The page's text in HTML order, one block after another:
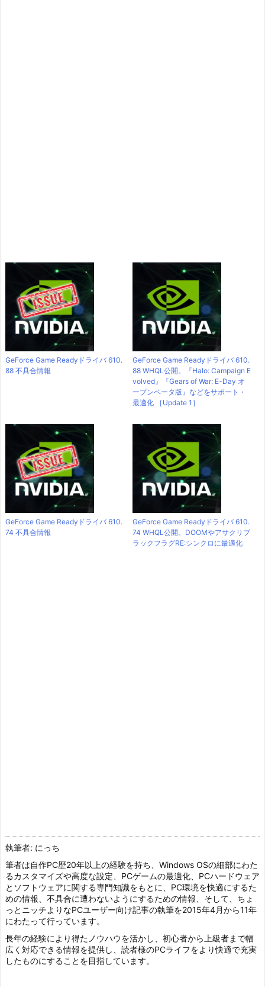
GeForce Game Readyドライバ 610.
88 不具合情報
GeForce Game Readyドライバ 610.
88 WHQL公開。『Halo: Campaign E
volved』『Gears of War: E-Day オ
ープンベータ版』などをサポート・
最適化 ［Update 1］
GeForce Game Readyドライバ 610.
74 不具合情報
GeForce Game Readyドライバ 610.
74 WHQL公開。DOOMやアサクリブ
ラックフラグRE:シンクロに最適化
執筆者: にっち
筆者は自作PC歴20年以上の経験を持ち、Windows OSの細部にわた
るカスタマイズや高度な設定、PCゲームの最適化、PCハードウェア
とソフトウェアに関する専門知識をもとに、PC環境を快適にするた
めの情報、不具合に遭わないようにするための情報、そして、ちょ
っとニッチよりなPCユーザー向け記事の執筆を2015年4月から11年
にわたって行っています。
長年の経験により得たノウハウを活かし、初心者から上級者まで幅
広く対応できる情報を提供し、読者様のPCライフをより快適で充実
したものにすることを目指しています。